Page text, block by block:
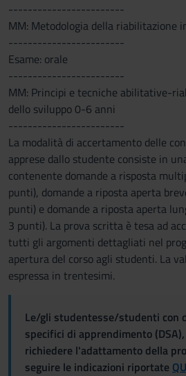
------------------------
MM: Metodologia della riabilitazione
------------------------
Esame: orale
------------------------
MM: Principi e tecniche abilitative-
dello sviluppo 0-6 anni
------------------------
La modalità di accertamento delle
apprese dallo studente consiste in
contenente domande a risposta
punti), domande a riposta aperta
punti) e domande a riposta aperta
3 punti). La prova scritta è tesa ad
tutti gli argomenti dettagliati nel
apertura del corso agli studenti. La
espressa in trentesimi.
Le/gli studentesse/studenti con
specifici di apprendimento
richiedere l'adattamento della
seguire le indicazioni riportate